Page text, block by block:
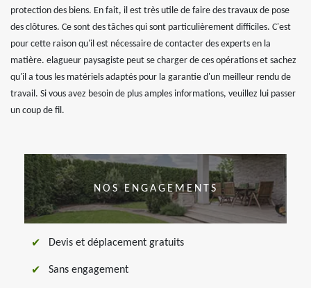
protection des biens. En fait, il est très utile de faire des travaux de pose
des clôtures. Ce sont des tâches qui sont particulièrement difficiles. C'est
pour cette raison qu'il est nécessaire de contacter des experts en la
matière. elagueur paysagiste peut se charger de ces opérations et sachez
qu'il a tous les matériels adaptés pour la garantie d'un meilleur rendu de
travail. Si vous avez besoin de plus amples informations, veuillez lui passer
un coup de fil.
NOS ENGAGEMENTS
Devis et déplacement gratuits
Sans engagement